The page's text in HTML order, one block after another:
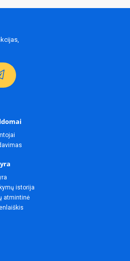
istorija
atmintinė